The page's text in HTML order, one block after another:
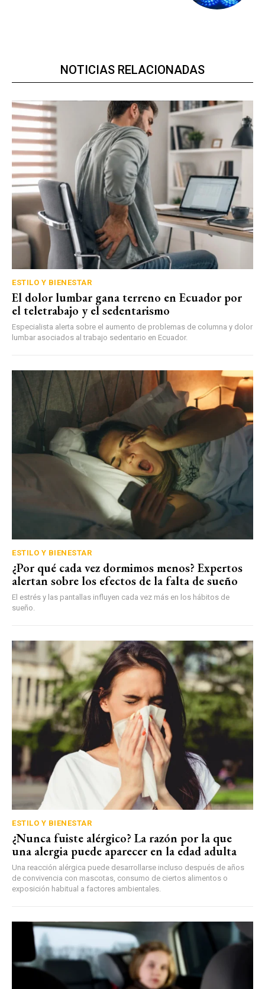
NOTICIAS RELACIONADAS
ESTILO Y BIENESTAR
El dolor lumbar gana terreno en Ecuador por
el teletrabajo y el sedentarismo
Especialista alerta sobre el aumento de problemas de columna y dolor
lumbar asociados al trabajo sedentario en Ecuador.
ESTILO Y BIENESTAR
¿Por qué cada vez dormimos menos? Expertos
alertan sobre los efectos de la falta de sueño
El estrés y las pantallas influyen cada vez más en los hábitos de
sueño.
ESTILO Y BIENESTAR
¿Nunca fuiste alérgico? La razón por la que
una alergia puede aparecer en la edad adulta
Una reacción alérgica puede desarrollarse incluso después de años
de convivencia con mascotas, consumo de ciertos alimentos o
exposición habitual a factores ambientales.